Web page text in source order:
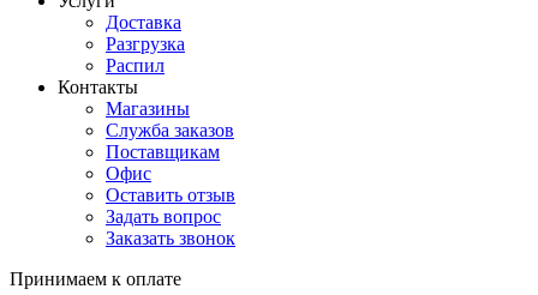
Доставка
Разгрузка
Распил
Контакты
Магазины
Служба заказов
Поставщикам
Офис
Оставить отзыв
Задать вопрос
Заказать звонок
Принимаем к оплате